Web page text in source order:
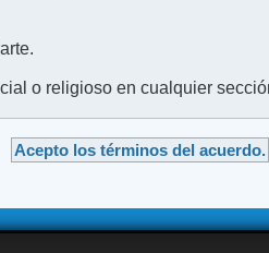
o religioso en cualquier